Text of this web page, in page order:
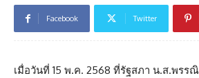
Facebook Twitter
เมื่อวันที่ 15 พ.ค. 2568 ที่รัฐสภา น.ส.พรร